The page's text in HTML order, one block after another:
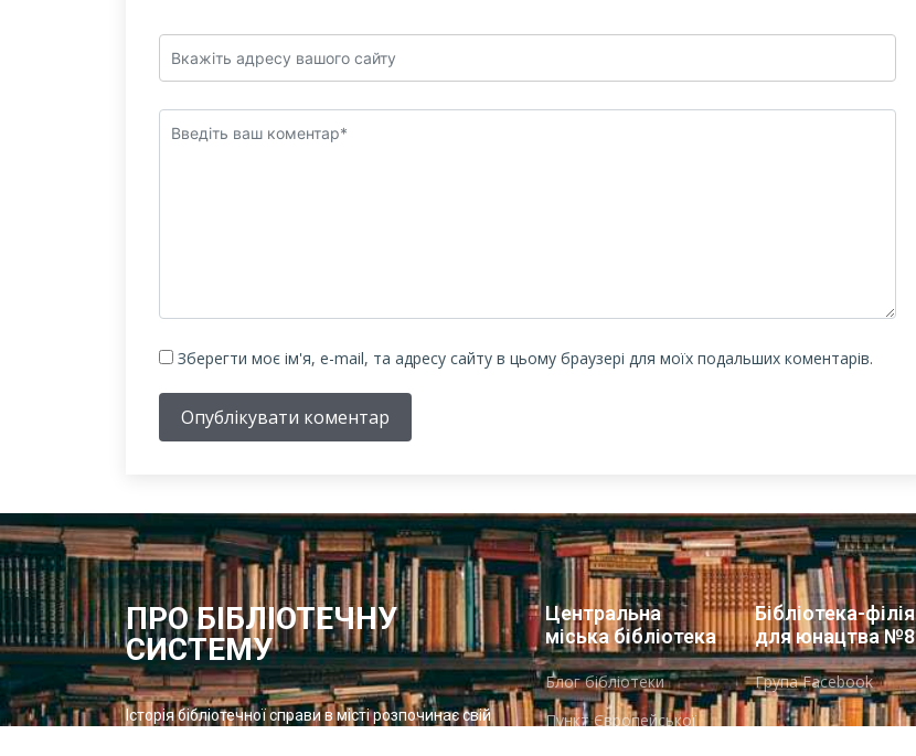
Зберегти моє ім'я, e-mail, та адресу сайту в цьому браузері для моїх подальших коментарів.
Опублікувати коментар
ПРО БІБЛІОТЕЧНУ
СИСТЕМУ
Історія бібліотечної справи в місті розпочинає свій
Центральна
міська бібліотека
Блог бібліотеки
Пункт Європейської
Бібліотека-філія
для юнацтва №8
Група Facebook